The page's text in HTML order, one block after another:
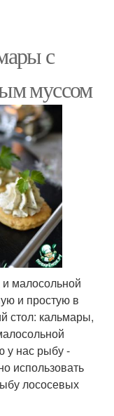
с
муссом
малосольной
и простую в
стол: кальмары,
у нас рыбу -
использовать
лососевых